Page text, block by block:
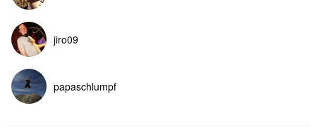
jiro09
papaschlumpf